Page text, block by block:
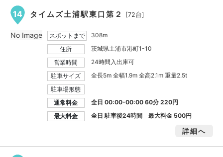
14 タイムズ土浦駅東口第２ [72台]
スポットまで
308m
住所
茨城県土浦市港町1-10
営業時間
24時間入出庫可
駐車サイズ
全長5m 全幅1.9m 全高2.1m 重量2.5t
駐車場形態
通常料金
全日 00:00-00:00 60分 220円
最大料金
全日 駐車後24時間 最大料金 500円
詳細へ
No Image